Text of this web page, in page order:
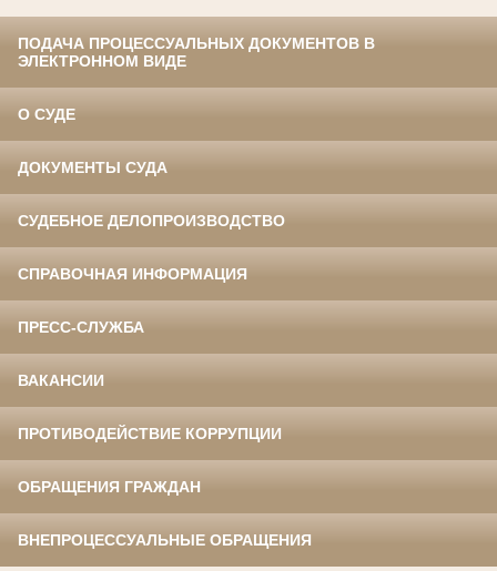
ПОДАЧА ПРОЦЕССУАЛЬНЫХ ДОКУМЕНТОВ В
ЭЛЕКТРОННОМ ВИДЕ
О СУДЕ
ДОКУМЕНТЫ СУДА
СУДЕБНОЕ ДЕЛОПРОИЗВОДСТВО
СПРАВОЧНАЯ ИНФОРМАЦИЯ
ПРЕСС-СЛУЖБА
ВАКАНСИИ
ПРОТИВОДЕЙСТВИЕ КОРРУПЦИИ
ОБРАЩЕНИЯ ГРАЖДАН
ВНЕПРОЦЕССУАЛЬНЫЕ ОБРАЩЕНИЯ